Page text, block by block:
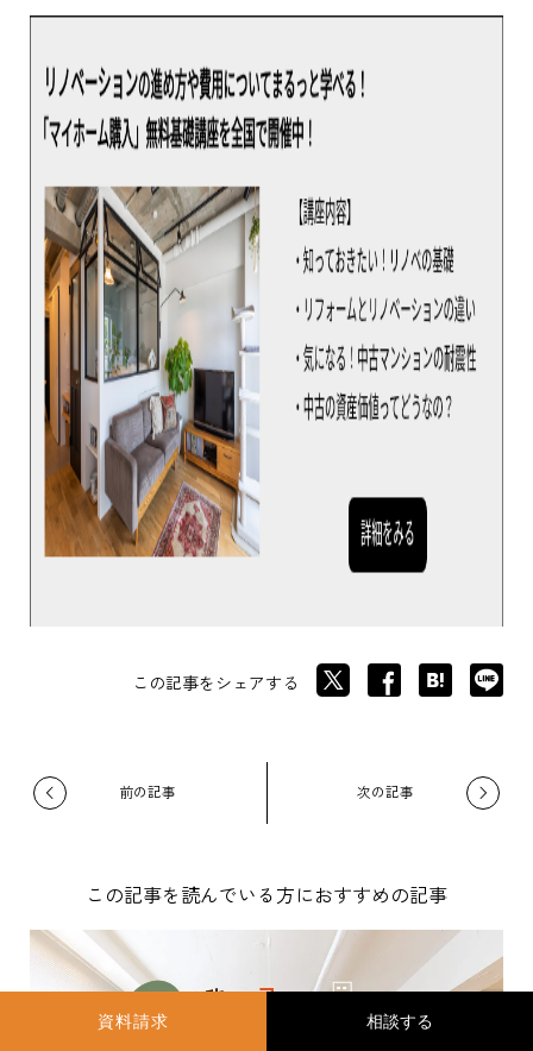
資料請求
この記事をシェアする
この記事を読んでいる方におすすめの記事